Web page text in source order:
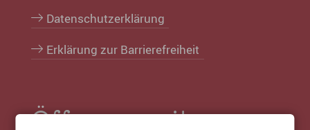
Öffnungszeiten
Datenschutzerklärung
Erklärung zur Barrierefreiheit